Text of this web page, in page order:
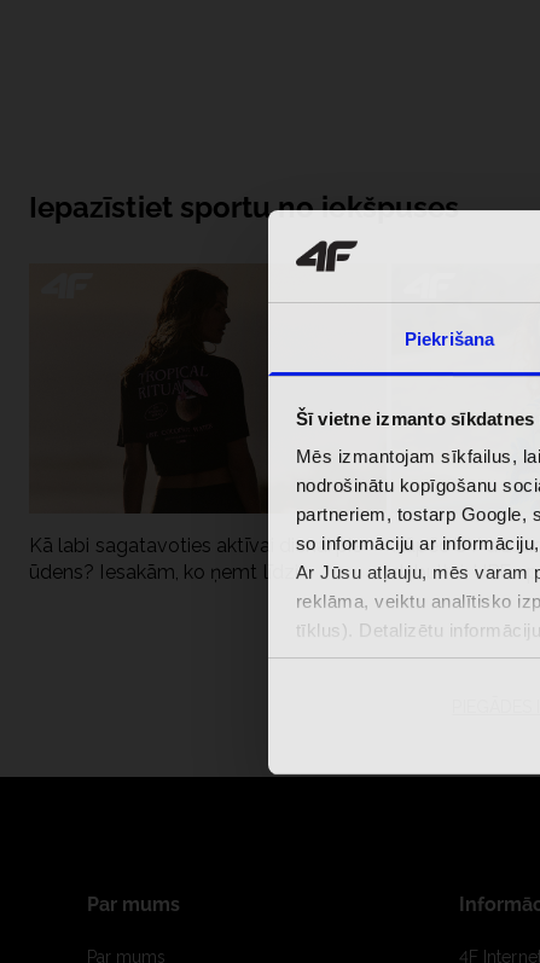
Piekrišana
Šī vietne izmanto
Mēs izmantojam sīkfailus,
nodrošinātu kopīgošanu
partneriem, tostarp Google,
so informāciju ar
Ar Jūsu atļauju, mēs varam
reklāma, veiktu analītisko
tīklus). Detalizētu
Iepazīstiet sportu no iekšpuses
Kā labi sagatavoties aktīvai dienai pie
ūdens? Iesakām, ko ņemt līdzi
Kāpēc UV
dubultai: UPF
Par mums
Par mums 4F